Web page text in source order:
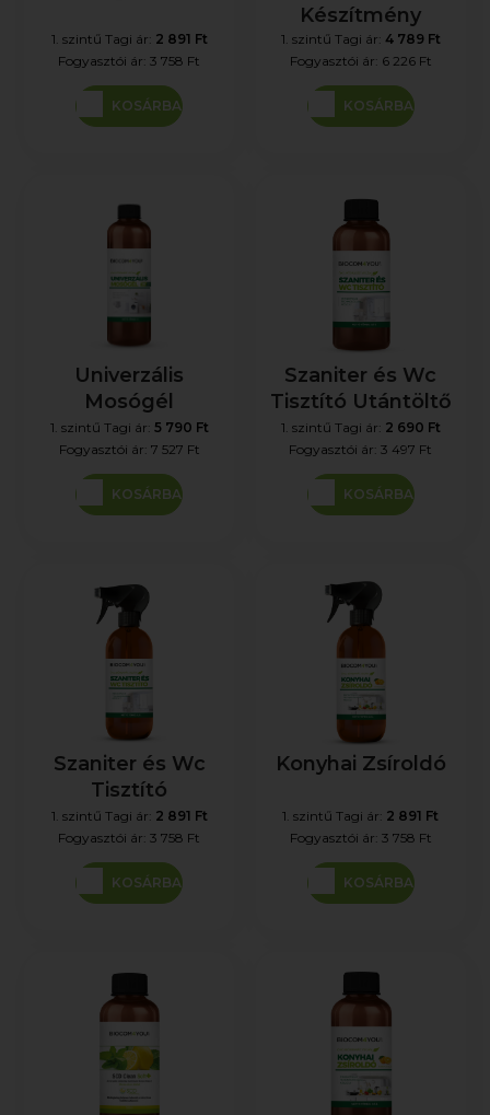
1. szintű Tagi ár: 2 891 Ft
Fogyasztói ár:3 758 Ft
KOSÁRBA
Készítmény
1. szintű Tagi ár: 4 789 Ft
Fogyasztói ár: 6 226 Ft
KOSÁRBA
Univerzális
Mosógél
1. szintű Tagi ár: 5 790 Ft
Fogyasztói ár: 7 527 Ft
KOSÁRBA
Szaniter és Wc
Tisztító Utántöltő
1. szintű Tagi ár: 2 690 Ft
Fogyasztói ár:3 497 Ft
KOSÁRBA
Szaniter és Wc
Tisztító
1. szintű Tagi ár: 2 891 Ft
Fogyasztói ár:3 758 Ft
KOSÁRBA
Konyhai Zsíroldó
1. szintű Tagi ár: 2 891 Ft
Fogyasztói ár: 3 758 Ft
KOSÁRBA